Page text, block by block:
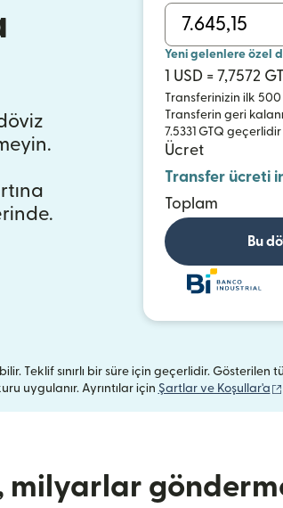
Yeni gelenlere özel
1 USD = 7,7572
Transferinizin ilk 500
Transferin geri
7.5331 GTQ geçerlidir
Ücret
Transfer ücreti
Toplam
Bu
Teklif sınırlı bir süre için geçerlidir.
uygulanır. Ayrıntılar için Şartlar ve Koşullar'a
milyarlar